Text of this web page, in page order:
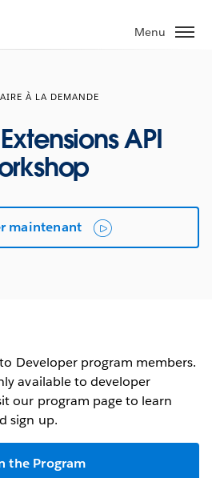
Menu
À LA DEMANDE
API
maintenant
Developer program members.
available to developer
our program page to learn
sign up.
the Program